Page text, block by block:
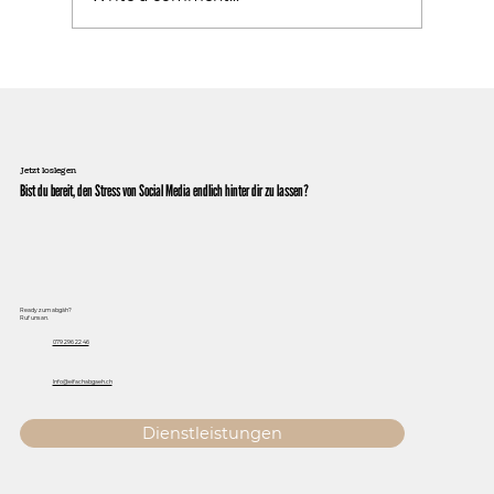
Jetzt loslegen
Bist du bereit, den Stress von Social Media endlich hinter dir zu lassen?
Ready zum abgäh?
Ruf uns an.
079 296 22 46
Info@eifachabgaeh.ch
Dienstleistungen